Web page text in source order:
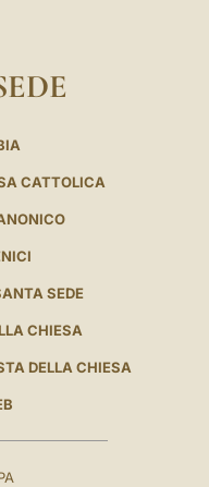
CATTOLICA
SEDE
CHIESA
DELLA CHIESA